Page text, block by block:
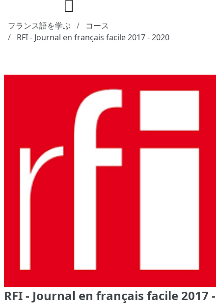
フランス語を学ぶ
コース
RFI - Journal en français facile 2017 - 2020
RFI - Journal en français facile 2017 -